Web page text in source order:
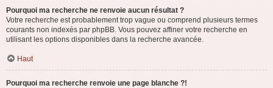
Pourquoi ma recherche ne renvoie aucun résultat ?
Votre recherche est probablement trop vague ou comprend plusieurs termes
courants non indexés par phpBB. Vous pouvez affiner votre recherche en
utilisant les options disponibles dans la recherche avancée.
Haut
Pourquoi ma recherche renvoie une page blanche ?!